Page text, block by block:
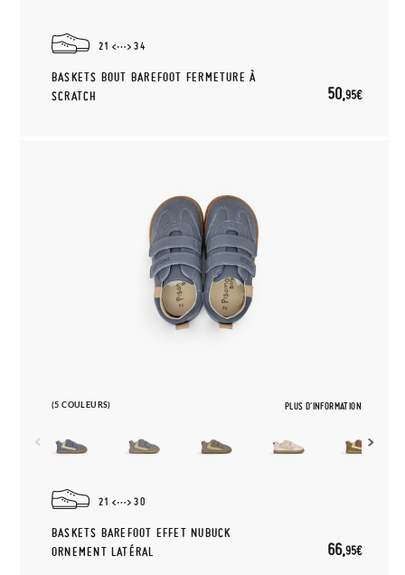
21 34
BASKETS BOUT BAREFOOT FERMETURE À
SCRATCH
50,95€
(5 COULEURS) PLUS D'INFORMATION
21 30
BASKETS BAREFOOT EFFET NUBUCK
ORNEMENT LATÉRAL
66,95€